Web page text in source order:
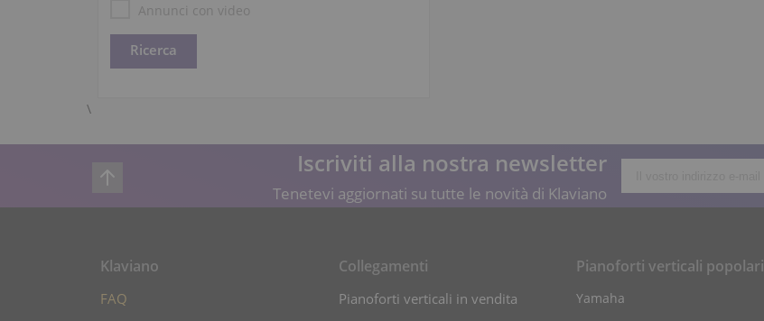
Annunci con video
\
Iscriviti alla nostra newsletter
Tenetevi aggiornati su tutte le novità di Klaviano
Klaviano
FAQ
Collegamenti
Pianoforti verticali in vendita
Pianoforti verticali popolari
Yamaha